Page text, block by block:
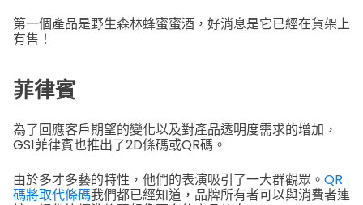
第一個產品是野生森林蜂蜜蜜酒，好消息是它已經在貨架上
有售！
菲律賓
為了回應客戶期望的變化以及對產品透明度需求的增加，
GS1菲律賓也推出了2D條碼或QR碼。
由於多才多藝的特性，他們的表演吸引了一大群觀眾。 QR
碼將取代條碼我們都已經知道，品牌所有者可以與消費者連